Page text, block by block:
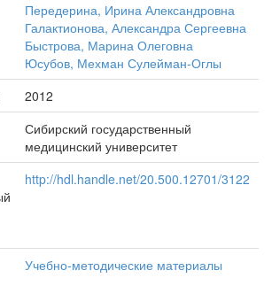
Передерина, Ирина Александровна
Галактионова, Александра Сергеевна
Быстрова, Марина Олеговна
Юсубов, Мехман Сулейман-Оглы
2012
Сибирский государственный
медицинский университет
http://hdl.handle.net/20.500.12701/3122
Учебно-методические материалы